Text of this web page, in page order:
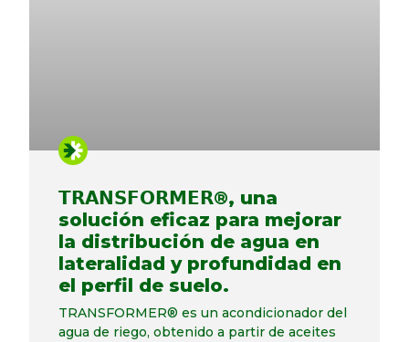
𝗧𝗥𝗔𝗡𝗦𝗙𝗢𝗥𝗠𝗘𝗥®, una
solución eficaz para mejorar
la distribución de agua en
lateralidad y profundidad en
el perfil de suelo.
TRANSFORMER® es un acondicionador del
agua de riego, obtenido a partir de aceites